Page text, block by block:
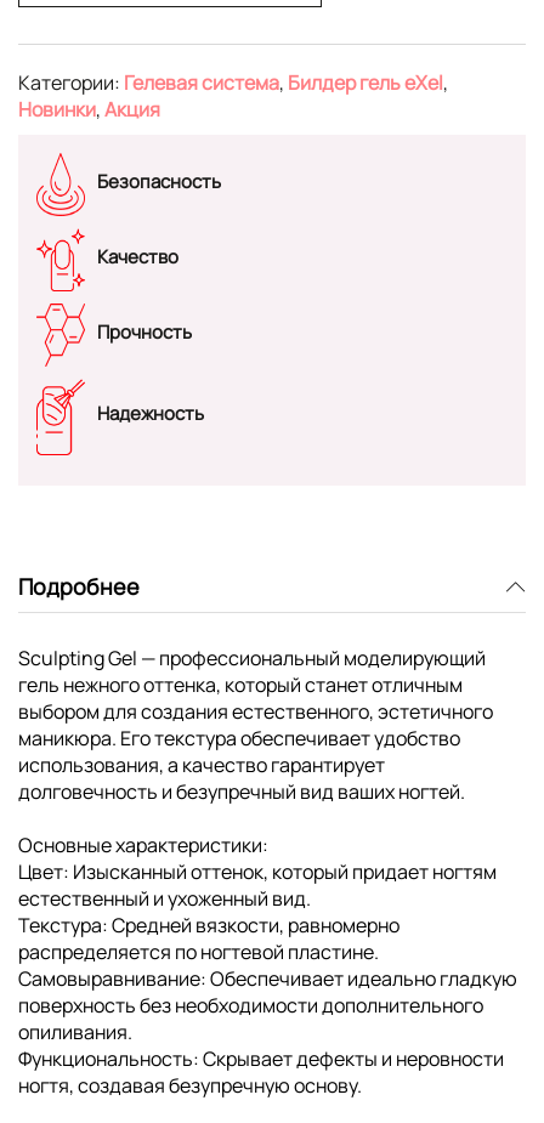
Категории: Гелевая система, Билдер гель eXel,
Новинки,Акция
Безопасность
Качество
Прочность
Надежность
Подробнее
Sculpting Gel — профессиональный моделирующий
гель нежного оттенка, который станет отличным
выбором для создания естественного, эстетичного
маникюра. Его текстура обеспечивает удобство
использования, а качество гарантирует
долговечность и безупречный вид ваших ногтей.
Основные характеристики:
Цвет: Изысканный оттенок, который придает ногтям
естественный и ухоженный вид.
Текстура: Средней вязкости, равномерно
распределяется по ногтевой пластине.
Самовыравнивание: Обеспечивает идеально гладкую
поверхность без необходимости дополнительного
опиливания.
Функциональность: Скрывает дефекты и неровности
ногтя, создавая безупречную основу.